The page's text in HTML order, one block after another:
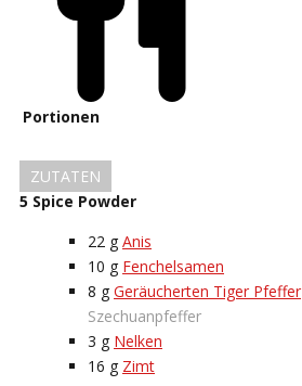
Portionen
ZUTATEN
5 Spice Powder
22 g Anis
10 g Fenchelsamen
8 g Geräucherten Tiger Pfeffer
Szechuanpfeffer
3 g Nelken
16 g Zimt